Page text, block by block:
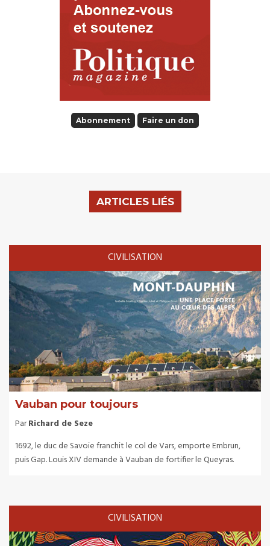
Abonnement Faire un don
ARTICLES LIÉS
CIVILISATION
Vauban pour toujours
ParRichard de Seze
1692, le duc de Savoie franchit le col de Vars, emporte Embrun,
puis Gap. Louis XIV demande à Vauban de fortifier le Queyras.
CIVILISATION